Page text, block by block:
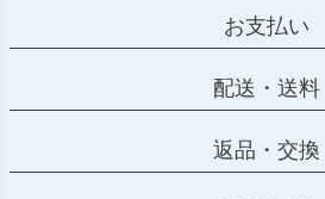
お支払い
配送・送料
返品・交換